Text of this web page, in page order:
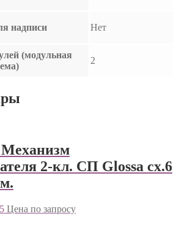
надписи Нет
(модульная
2
Механизм
2-кл. СП Glossa сх.6
Цена по запросу